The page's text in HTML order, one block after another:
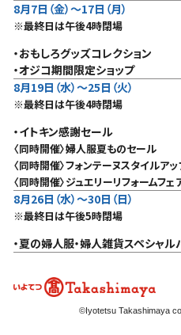
8月7日（金）～17日（月）
※最終日は午後4時閉場
・おもしろグッズコレクション
・オジコ期間限定ショップ
8月19日（水）〜25日（火）
※最終日は午後4時閉場
・イトキン感謝セール
〈同時開催〉婦人服夏ものセール
〈同時開催〉フォンテーヌスタイルア
〈同時開催〉ジュエリーリフォームフェ
8月26日（水）～30日（日）
※最終日は午後5時閉場
・夏の婦人服・婦人雑貨スペシャル
©Iyotetsu Takashimaya